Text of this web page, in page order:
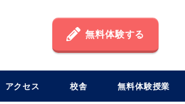
無料体験する
アクセス 校舎 無料体験授業